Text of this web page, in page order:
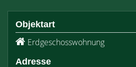
Objektart
Erdgeschosswohnung
Adresse